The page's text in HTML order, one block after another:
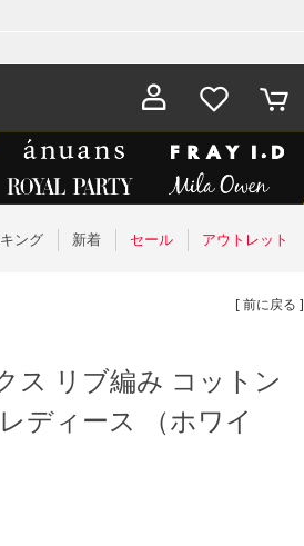
お気に入
り
カート
ング 新着 セール アウトレット
[ 前に戻る ]
ス リブ編み コットン
ディース （ホワイ